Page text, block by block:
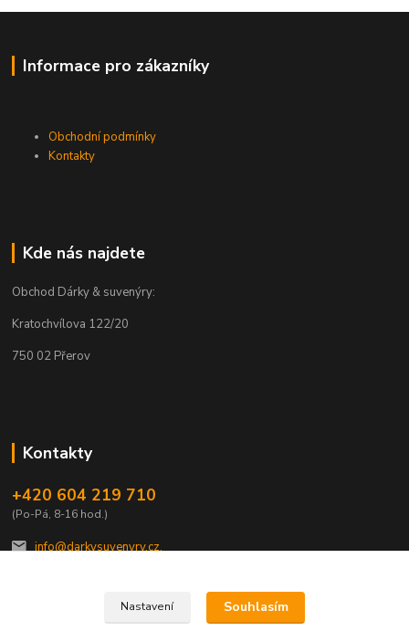
Informace pro zákazníky
Obchodní podmínky
Kontakty
Kde nás najdete
Obchod Dárky & suvenýry:
Kratochvílova 122/20
750 02 Přerov
Kontakty
+420 604 219 710
(Po-Pá, 8-16 hod.)
info@darkysuvenyry.cz.
Nastavení Souhlasím